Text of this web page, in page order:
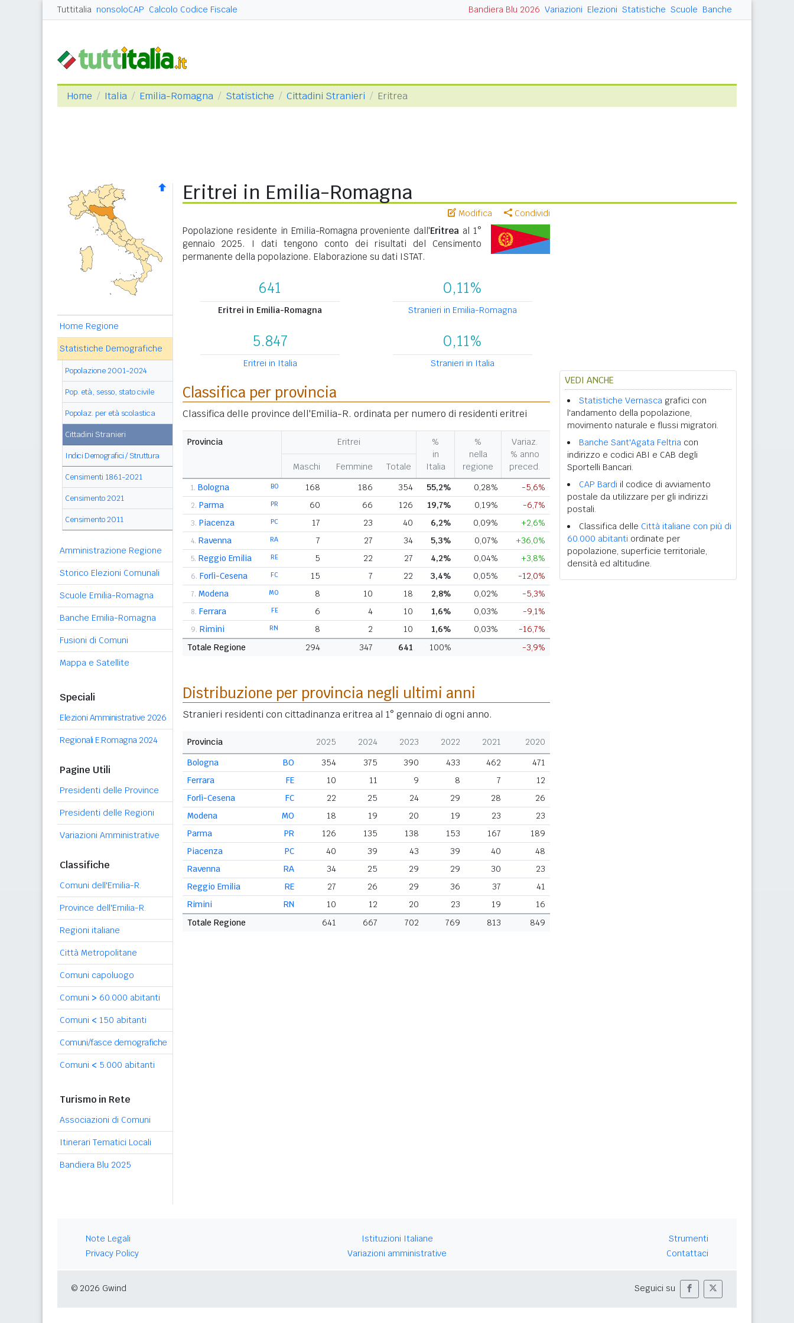
Tuttitalia nonsoloCAP Calcolo Codice Fiscale Bandiera Blu 2026 Variazioni Elezioni Statistiche Scuole Banche
Home Italia Emilia-Romagna Statistiche Cittadini Stranieri Eritrea
Home Regione
Statistiche Demografiche
Popolazione 2001-2024
Pop. età, sesso, stato civile
Popolaz. per età scolastica
Cittadini Stranieri
Indici Demografici / Struttura
Censimenti 1861-2021
Censimento 2021
Censimento 2011
Amministrazione Regione
Storico Elezioni Comunali
Scuole Emilia-Romagna
Banche Emilia-Romagna
Fusioni di Comuni
Mappa e Satellite
Speciali
Elezioni Amministrative 2026
Regionali E.Romagna 2024
Pagine Utili
Presidenti delle Province
Presidenti delle Regioni
Variazioni Amministrative
Classifiche
Comuni dell'Emilia-R.
Province dell'Emilia-R.
Regioni italiane
Città Metropolitane
Comuni capoluogo
Comuni > 60.000 abitanti
Comuni < 150 abitanti
Comuni/fasce demografiche
Comuni < 5.000 abitanti
Turismo in Rete
Associazioni di Comuni
Itinerari Tematici Locali
Bandiera Blu 2025
Eritrei in Emilia-Romagna
Modifica Condividi
Popolazione residente in Emilia-Romagna proveniente dall'Eritrea al 1°
gennaio 2025. I dati tengono conto dei risultati del Censimento
permanente della popolazione. Elaborazione su dati ISTAT.
641
Eritrei in Emilia-Romagna
0,11%
Stranieri in Emilia-Romagna
5.847
Eritrei in Italia
0,11%
Stranieri in Italia
Classifica per provincia
Classifica delle province dell'Emilia-R. ordinata per numero di residenti eritrei
Provincia Eritrei
%
in
Italia
%
nella
regione
Variaz.
% anno
preced.
Maschi Femmine Totale
1. BO
Bologna 168 186 354 55,2% 0,28% -5,6%
2. PR
Parma 60 66 126 19,7% 0,19% -6,7%
3. PC
Piacenza 17 23 40 6,2% 0,09% +2,6%
4. RA
Ravenna 7 27 34 5,3% 0,07% +36,0%
5. RE
Reggio Emilia 5 22 27 4,2% 0,04% +3,8%
6. FC
Forlì-Cesena 15 7 22 3,4% 0,05% -12,0%
7. MO
Modena 8 10 18 2,8% 0,02% -5,3%
8. FE
Ferrara 6 4 10 1,6% 0,03% -9,1%
9. RN
Rimini 8 2 10 1,6% 0,03%
-16,7%
Totale Regione
294 347 641 100% -3,9%
Distribuzione per provincia negli ultimi anni
Stranieri residenti con cittadinanza eritrea al 1° gennaio di ogni anno.
Provincia 2025 2024 2023 2022 2021
2020
BO
Bologna 354 375 390 433 462
471
FE
Ferrara 10 11 9 8 7
12
FC
Forlì-Cesena 22 25 24 29 28
26
MO
Modena 18 19 20 19 23
23
PR
Parma 126 135 138 153 167
189
PC
Piacenza 40 39 43 39 40
48
RA
Ravenna 34 25 29 29 30
23
RE
Reggio Emilia 27 26 29 36 37
41
RN
Rimini 10 12 20 23 19
16
Totale Regione
641 667 702 769 813 849
VEDI ANCHE
Statistiche Vernasca grafici con
l'andamento della popolazione,
movimento naturale e flussi migratori.
Banche Sant'Agata Feltria con
indirizzo e codici ABI e CAB degli
Sportelli Bancari.
CAP Bardi il codice di avviamento
postale da utilizzare per gli indirizzi
postali.
Classifica delle Città italiane con più di
60.000 abitanti ordinate per
popolazione, superficie territoriale,
densità ed altitudine.
Note Legali
Privacy Policy
Istituzioni Italiane
Variazioni amministrative
Strumenti
Contattaci
© 2026 Gwind Seguici su